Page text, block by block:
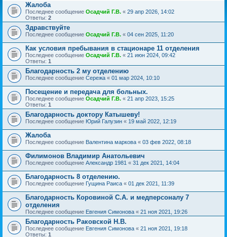
Жалоба
Последнее сообщение Осадчий Г.В. « 29 апр 2026, 14:02
Ответы: 2
Здравствуйте
Последнее сообщение Осадчий Г.В. « 04 сен 2025, 11:20
Как условия пребывания в стационаре 11 отделения
Последнее сообщение Осадчий Г.В. « 21 июн 2024, 09:42
Ответы: 1
Благодарность 2 му отделению
Последнее сообщение Сережа « 01 мар 2024, 10:10
Посещение и передача для больных.
Последнее сообщение Осадчий Г.В. « 21 апр 2023, 15:25
Ответы: 1
Благодарность доктору Катышеву!
Последнее сообщение Юрий Галузин « 19 май 2022, 12:19
Жалоба
Последнее сообщение Валентина маркова « 03 фев 2022, 08:18
Филимонов Владимир Анатольевич
Последнее сообщение Александр 1981 « 31 дек 2021, 14:04
Благодарность 8 отделению.
Последнее сообщение Гущина Раиса « 01 дек 2021, 11:39
Благодарность Коровиной С.А. и медперсоналу 7
отделения
Последнее сообщение Евгения Симонова « 21 ноя 2021, 19:26
Благодарность Раковской Н.В.
Последнее сообщение Евгения Симонова « 21 ноя 2021, 19:18
Ответы: 1